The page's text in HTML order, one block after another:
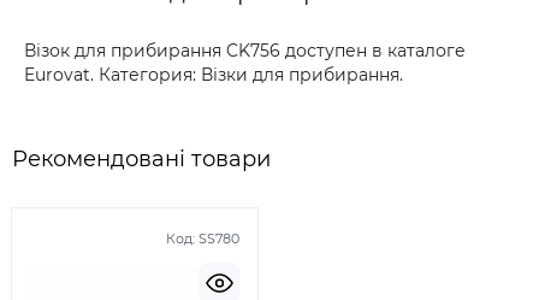
Візок для прибирання CK756 доступен в каталоге
Eurovat. Категория: Візки для прибирання.
Рекомендовані товари
Код: SS780